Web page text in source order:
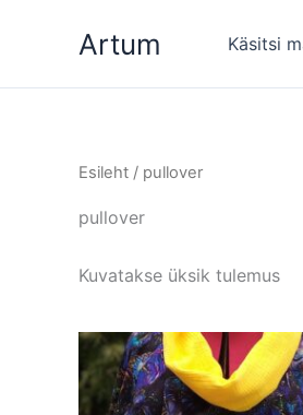
Artum Käsitsi
Esileht / pullover
pullover
Kuvatakse üksik tulemus
Sellel
tootel
on